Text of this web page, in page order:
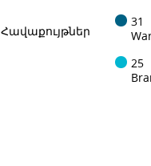
Հավաքույթներ
31
25